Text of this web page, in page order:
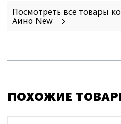
Посмотреть все товары
Айно New
ПОХОЖИЕ